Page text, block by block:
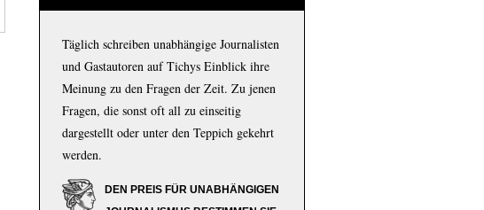
Täglich schreiben unabhängige Journalisten
und Gastautoren auf Tichys Einblick ihre
Meinung zu den Fragen der Zeit. Zu jenen
Fragen, die sonst oft all zu einseitig
dargestellt oder unter den Teppich gekehrt
werden.
DEN PREIS FÜR UNABHÄNGIGEN